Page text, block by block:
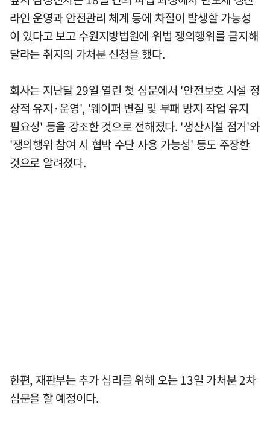
라인 운영과 안전관리 체계 등에 차질이 발생할 가능성
이 있다고 보고 수원지방법원에 위법 쟁의행위를 금지해
달라는 취지의 가처분 신청을 했다.
회사는 지난달 29일 열린 첫 심문에서 '안전보호 시설 정
상적 유지·운영', '웨이퍼 변질 및 부패 방지 작업 유지
필요성' 등을 강조한 것으로 전해졌다. '생산시설 점거'와
'쟁의행위 참여 시 협박 수단 사용 가능성' 등도 주장한
것으로 알려졌다.
한편, 재판부는 추가 심리를 위해 오는 13일 가처분 2차
심문을 할 예정이다.